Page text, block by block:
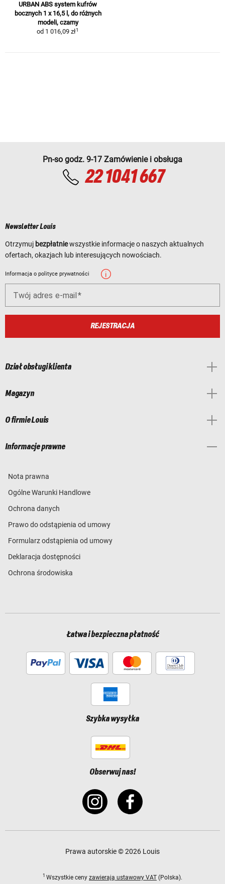
URBAN ABS system kufrów
bocznych 1 x 16,5 l, do różnych
modeli, czarny
od 1 016,09 zł1
Pn-so godz. 9-17 Zamówienie i obsługa
22 1041 667
Newsletter Louis
Otrzymuj bezpłatniewszystkie informacje o naszych aktualnych
ofertach, okazjach lub interesujących nowościach.
Informacja o polityce prywatności
Twój adres e-mail
REJESTRACJA
Dział obsługi klienta
Magazyn
O firmie Louis
Informacje prawne
Nota prawna
Ogólne Warunki Handlowe
Ochrona danych
Prawo do odstąpienia od umowy
Formularz odstąpienia od umowy
Deklaracja dostępności
Ochrona środowiska
Łatwa i bezpieczna płatność
Szybka wysyłka
Obserwuj nas!
Prawa autorskie © 2026 Louis
1 Wszystkie ceny zawierają ustawowy VAT (Polska).